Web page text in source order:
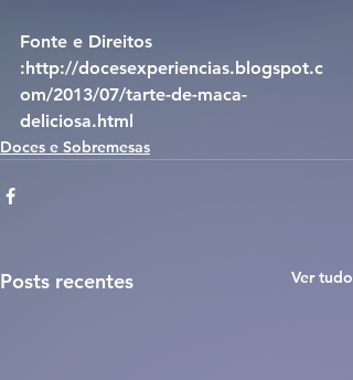
Fonte e Direitos
:http://docesexperiencias.blogspot.c
om/2013/07/tarte-de-maca-
deliciosa.html
Doces e Sobremesas
Posts recentes Ver tudo